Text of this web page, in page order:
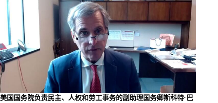
美国国务院负责民主、人权和劳工事务的副助理国务卿斯科特·巴